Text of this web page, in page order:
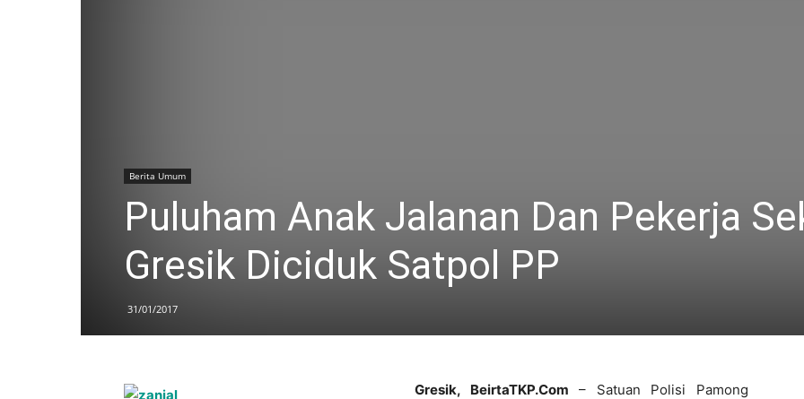
Berita Umum
Puluham Anak Jalanan Dan Pekerja
Gresik Diciduk Satpol PP
31/01/2017
Gresik, BeirtaTKP.Com – Satuan Polisi Pamong